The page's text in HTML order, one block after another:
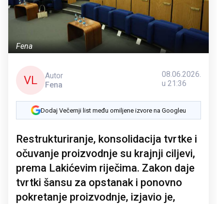
Fena
VL
Autor
Fena
08.06.2026.
u 21:36
Dodaj Večernji list među omiljene izvore na Googleu
Restrukturiranje, konsolidacija tvrtke i
očuvanje proizvodnje su krajnji ciljevi,
prema Lakićevim riječima. Zakon daje
tvrtki šansu za opstanak i ponovno
pokretanje proizvodnje, izjavio je,